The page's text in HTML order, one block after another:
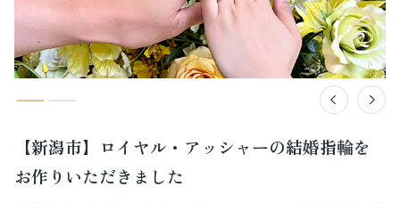
【新潟市】ロイヤル・アッシャーの結婚指輪を
お作りいただきました